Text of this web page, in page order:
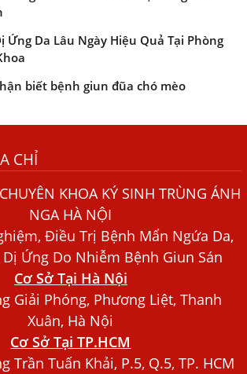
Ứng Da Lâu Ngày Hiệu Quả Tại Phòng
biết bệnh giun đũa chó mèo
Yếu Tố Liên Quan Đến Bệnh Giun
Dị Ứng, Nổi Mề Đay Do Nhiễm Sán
Ánh Phòng Khám Ánh Nga Đề Tài
Sán Gồm Những Loại Nào? Chi Phí Bao
Ban Mẩn Đỏ Khắp Người, Sau Ba
Nguyên Nhân
CHỈ
KHOA KÝ SINH TRÙNG ÁNH
NGA HÀ NỘI
Điều Trị Bệnh Mẩn Ngứa Da,
Ứng Do Nhiễm Bệnh Giun Sán
Cơ Sở Tại Hà Nội
Giải Phóng, Phương Liệt, Thanh
Xuân, Hà Nội
Cơ Sở Tại TP.HCM
Trần Tuấn Khải, P.5, Q.5, TP. HCM